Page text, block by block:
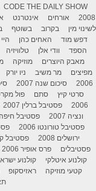
CODE THE DAILY SHOW
2008
אורחים אינטרנט
לשינוי מין
בקרוב בשוטף
דפש מוד
האחים כהן
הספד
וודי אלן טלוויזיה
מאבק היוצרים
מוזיקה
מפיצים
מר משיב ניו יורק
2006
סיכום שנה 2007
סרטי קיץ
סתם פול
2006
פסטיבל ברלין 2007
ונציה 2007
פסטיבל חיפה 2006
פסטיבל טורונטו 2006
ירושלים 2008
פסטיבל קאן
פסטיבלים
פרס אופיר 2006
קולנוע איטלקי
קולנוע
קטעי מוזיקה
ראזיסקופ